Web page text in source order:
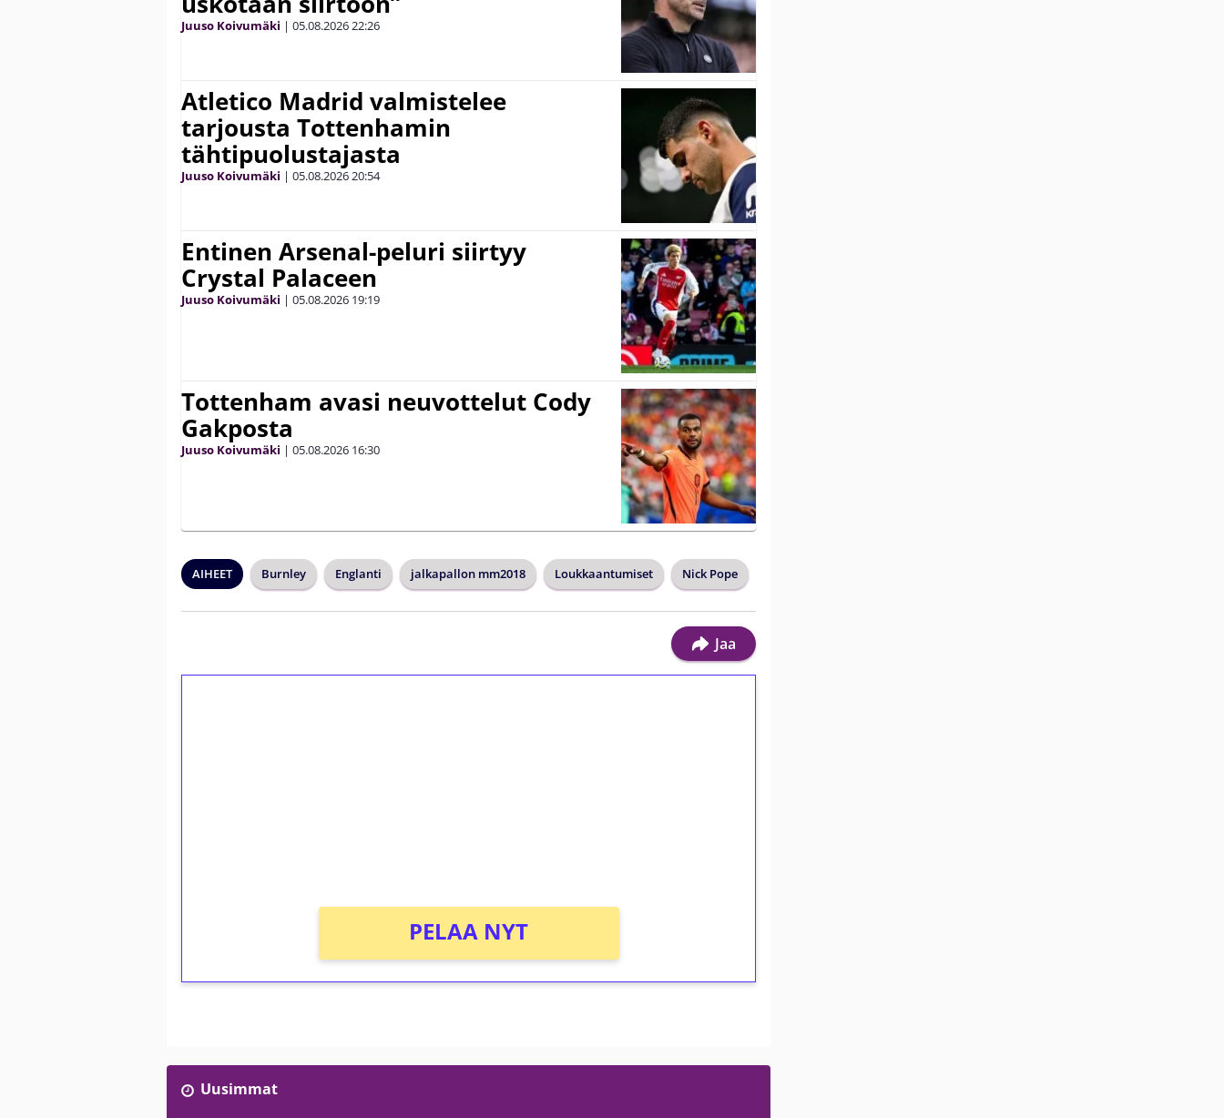
Juuso Koivumäki | 05.08.202622:26
Atletico Madrid valmistelee
tarjousta Tottenhamin
tähtipuolustajasta
Juuso Koivumäki | 05.08.202620:54
Entinen Arsenal-peluri siirtyy
Crystal Palaceen
Juuso Koivumäki | 05.08.2026 19:19
Tottenham avasi neuvottelut Cody
Gakposta
Juuso Koivumäki | 05.08.2026 16:30
AIHEET Burnley Englanti jalkapallon mm2018 Loukkaantumiset Nick Pope
Jaa
PELAA NYT
Uusimmat